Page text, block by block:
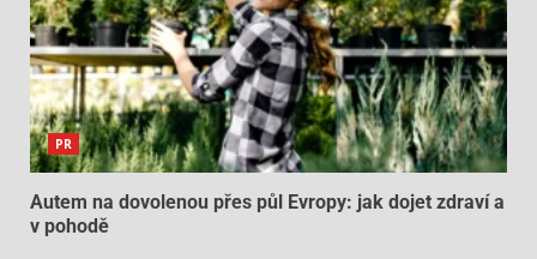
PR
Autem na dovolenou přes půl Evropy: jak dojet zdraví a
v pohodě